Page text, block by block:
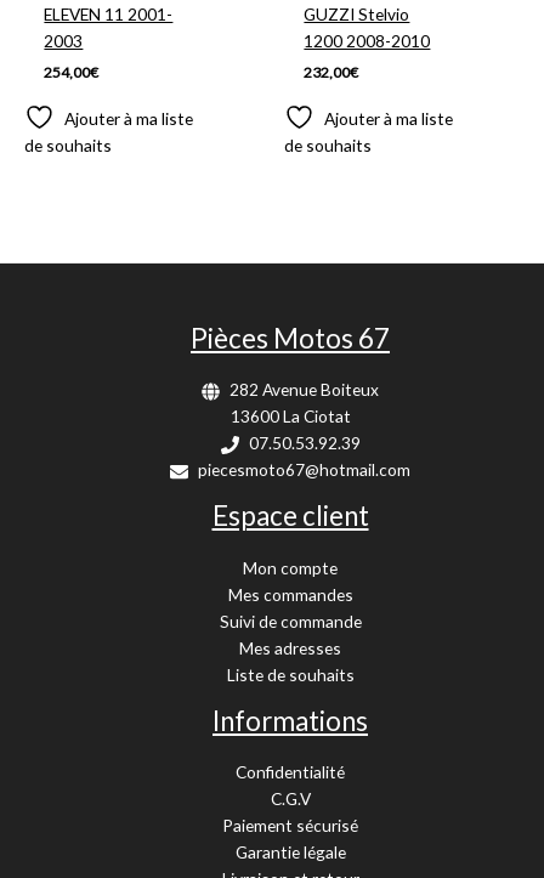
ELEVEN 11 2001-
2003
254,00€
Ajouter à ma liste
de souhaits
GUZZI Stelvio
1200 2008-2010
232,00€
Ajouter à ma liste
de souhaits
Pièces Motos 67
282 Avenue Boiteux
13600 La Ciotat
07.50.53.92.39
piecesmoto67@hotmail.com
Espace client
Mon compte
Mes commandes
Suivi de commande
Mes adresses
Liste de souhaits
Informations
Confidentialité
C.G.V
Paiement sécurisé
Garantie légale